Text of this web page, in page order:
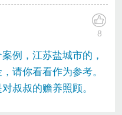
8
例，江苏盐城市的，
请你看看作为参考。
叔叔的赡养照顾。